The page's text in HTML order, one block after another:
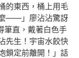
的東西，桶上用毛
——」廖沾沾驚訝
筆直，戴著白色手
先生！宇宙水餃快
鎖定前離開！」話